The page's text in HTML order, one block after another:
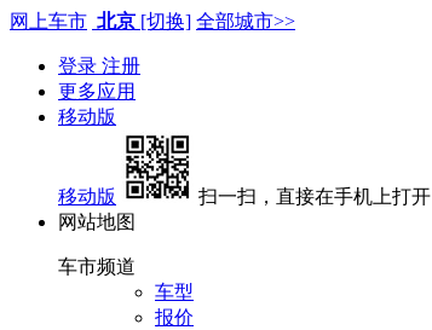
网上车市 北京 [切换] 全部城市>>
登录 注册
更多应用
移动版
移动版
扫一扫，直接在手机上打开
网站地图
车市频道
车型
报价